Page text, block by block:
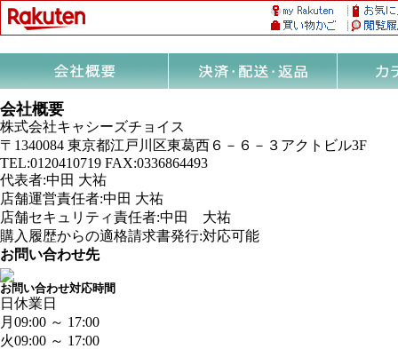
会社概要
株式会社キャシーズチョイス
〒1340084 東京都江戸川区東葛西６－６－３アクトビル3F
TEL:0120410719 FAX:0336864493
代表者:中田 大祐
店舗運営責任者:中田 大祐
店舗セキュリティ責任者:中田 大祐
購入履歴からの適格請求書発行:対応可能
お問い合わせ先
お問い合わせ対応時間
日 休業日
月 09:00 ～ 17:00
火09:00 ～ 17:00